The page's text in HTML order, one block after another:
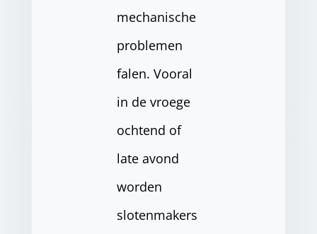
mechanische
problemen
falen. Vooral
in de vroege
ochtend of
late avond
worden
slotenmakers